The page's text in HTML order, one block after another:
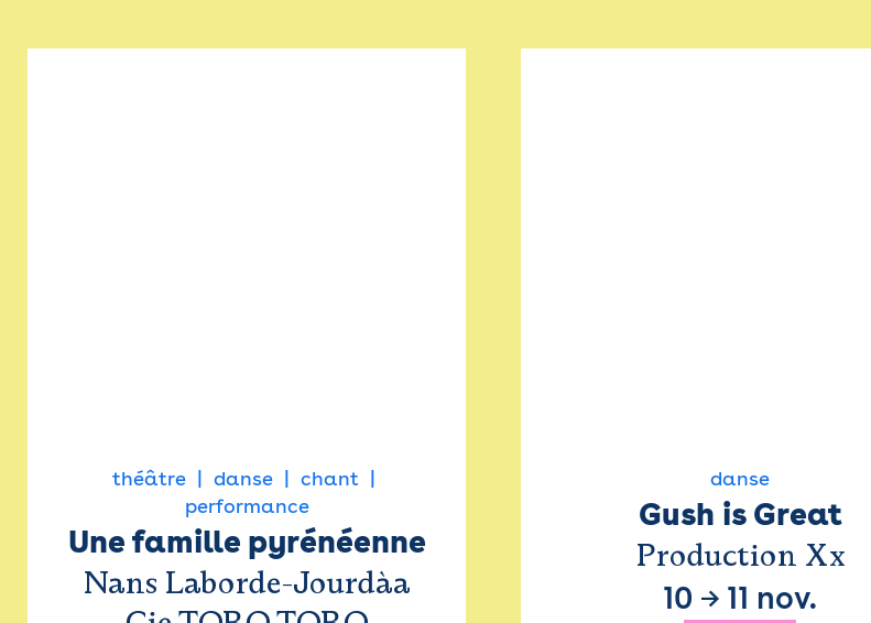
théâtre danse
chant
performance
Une famille pyrénéenne
Nans Laborde-Jourdàa
danse
Gush is Great
Production Xx
10 → 11 nov.